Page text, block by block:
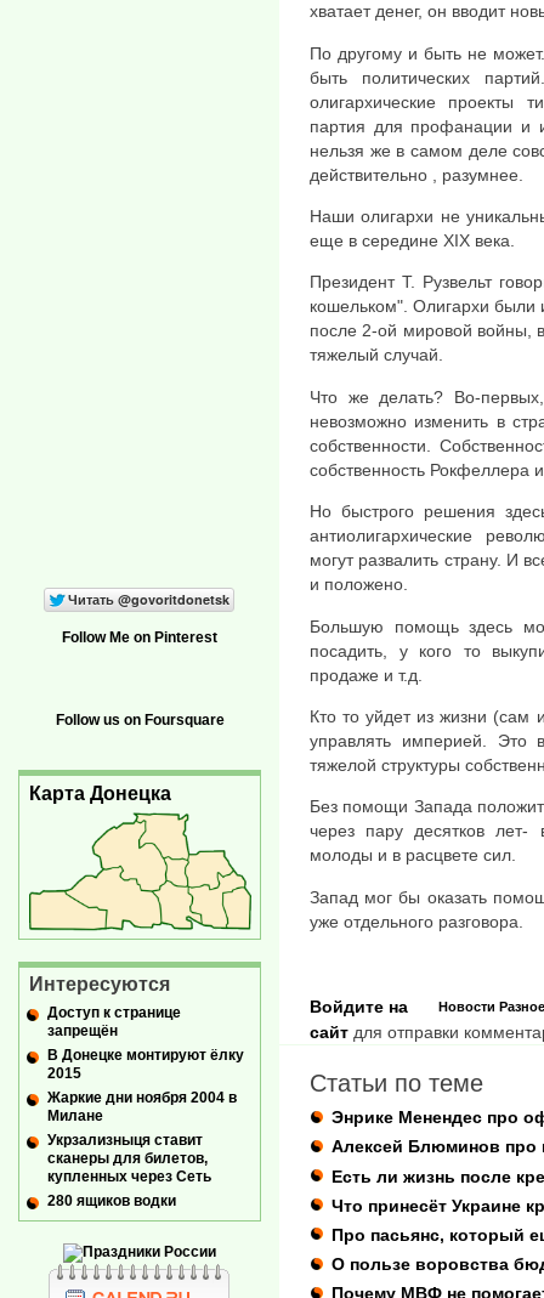
хватает денег, он вводит
По другому и быть не
быть политических
олигархические проекты
партия для профанации и
нельзя же в самом деле
действительно , разумнее.
Наши олигархи не
еще в середине XIX века.
Президент Т. Рузвельт
кошельком". Олигархи были
после 2-ой мировой войны,
тяжелый случай.
Что же делать? Во-
невозможно изменить в
собственности.
собственность Рокфеллера
Но быстрого решения
антиолигархические
могут развалить страну. И
и положено.
Большую помощь здесь
посадить, у кого то
продаже и т.д.
Кто то уйдет из жизни (сам
управлять империей. Это
тяжелой структуры
Без помощи Запада
через пару десятков
молоды и в расцвете сил.
Запад мог бы оказать
уже отдельного разговора.
Новости Разное
Войдите на
сайт для отправки
Статьи по теме
Энрике Менендес про
Алексей Блюминов про
Есть ли жизнь после
Что принесёт Украине
Про пасьянс, который
О пользе воровства
Почему МВФ не
Follow Me on Pinterest
Follow us on Foursquare
Карта Донецка
Интересуются
Доступ к странице
запрещён
В Донецке монтируют ёлку
2015
Жаркие дни ноября 2004 в
Милане
Укрзализныця ставит
сканеры для билетов,
купленных через Сеть
280 ящиков водки